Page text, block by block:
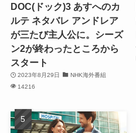
DOC(ドック)3 あすへのカ
ルテ ネタバレ アンドレア
が三たび主人公に。シーズ
ン2が終わったところから
スタート
2023年8月29日
NHK海外番組
14216